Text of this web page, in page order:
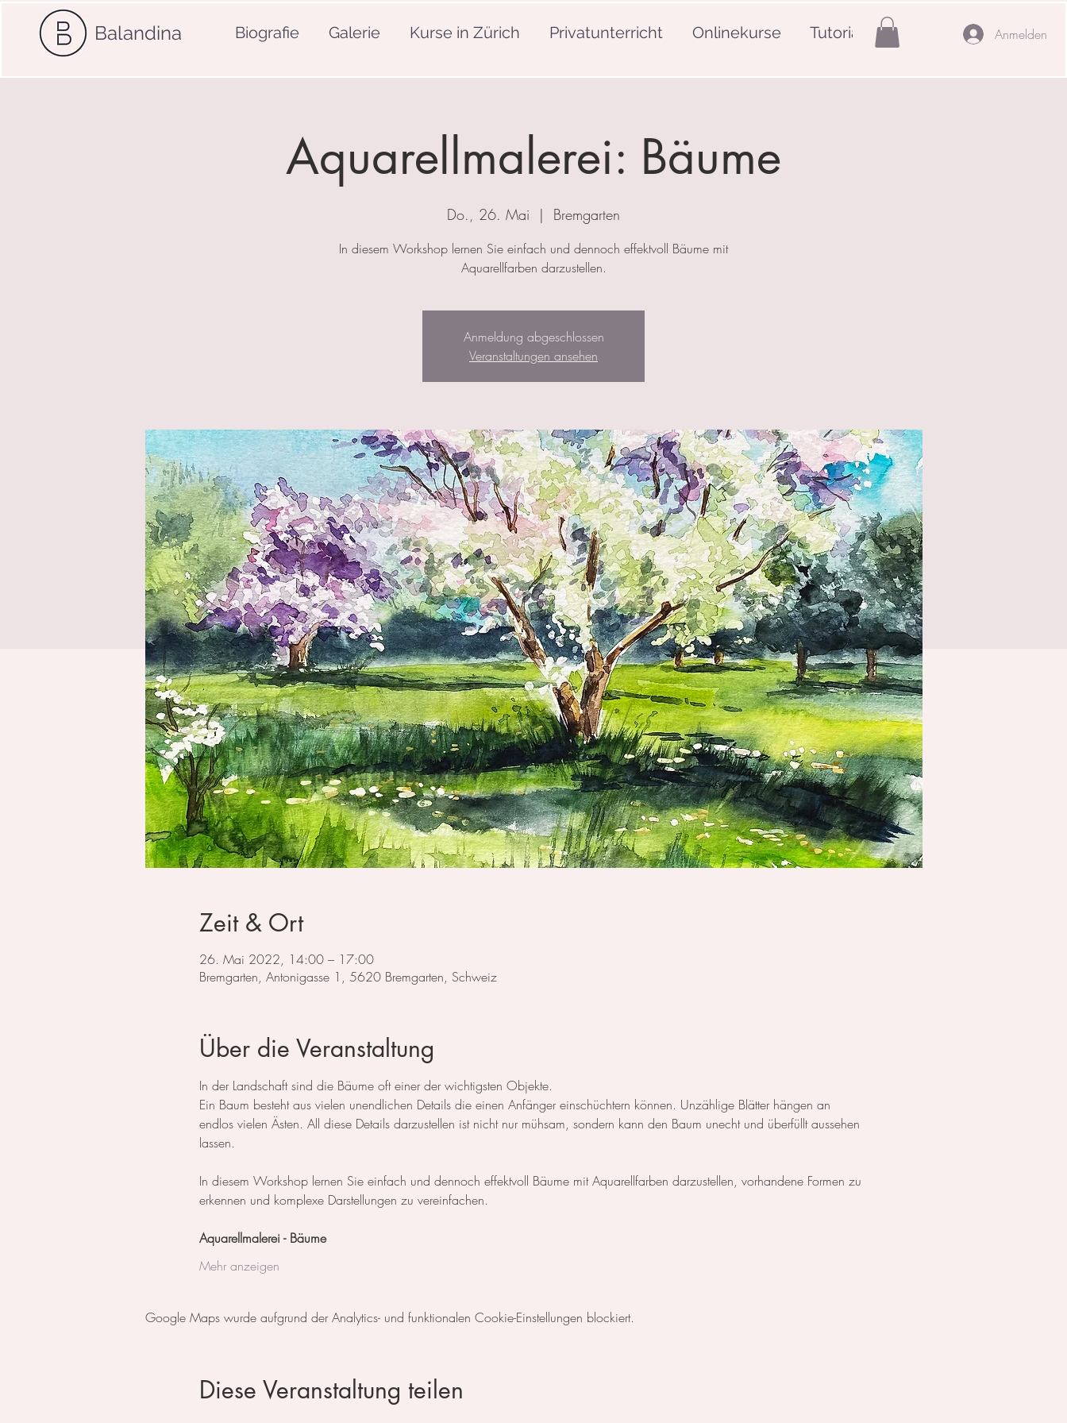
Balandina Biografie Galerie Kurse in Zürich Privatunterricht Onlinekurse Tutorials Anmelden
Aquarellmalerei: Bäume
Do., 26. Mai
  |
Bremgarten
In diesem Workshop lernen Sie einfach und dennoch effektvoll Bäume mit
Aquarellfarben darzustellen.
Anmeldung abgeschlossen
Veranstaltungen ansehen
Zeit & Ort
26. Mai 2022, 14:00 – 17:00
Bremgarten, Antonigasse 1, 5620 Bremgarten, Schweiz
Über die Veranstaltung
In der Landschaft sind die Bäume oft einer der wichtigsten Objekte.
Ein Baum besteht aus vielen unendlichen Details die einen Anfänger einschüchtern können. Unzählige Blätter hängen an
endlos vielen Ästen. All diese Details darzustellen ist nicht nur mühsam, sondern kann den Baum unecht und überfüllt aussehen
lassen.
In diesem Workshop lernen Sie einfach und dennoch effektvoll Bäume mit Aquarellfarben darzustellen, vorhandene Formen zu
erkennen und komplexe Darstellungen zu vereinfachen.
Aquarellmalerei - Bäume
Mehr anzeigen
Google Maps wurde aufgrund der Analytics- und funktionalen Cookie-Einstellungen blockiert.
Diese Veranstaltung teilen